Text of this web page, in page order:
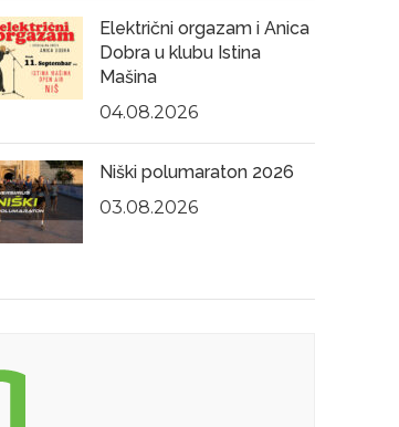
Električni orgazam i Anica
Dobra u klubu Istina
Mašina
04.08.2026
Niški polumaraton 2026
03.08.2026